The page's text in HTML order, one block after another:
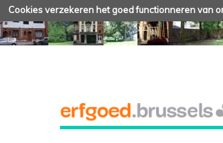
Cookies verzekeren het goed functionneren van